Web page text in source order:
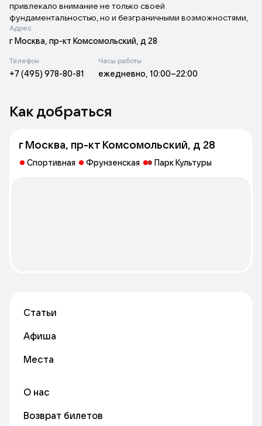
привлекало внимание не только своей
фундаментальностью, но и безграничными возможностями,
которые открывает Дворец. Создатели этого грандиозного
строения изначально задумывали его как место для
уголков России. МДМ был построен в 1987 году. За годы
существования под его сводами побывали миллионы
молодежной аудитории и создание всех условий для
отдыха, развлечений и деловых встреч. МДМ занимает
В едином пространстве сконцентрированы
развлекательные, торговые, деловые и административные
Адрес
г Москва, пр-кт Комсомольский, д 28
Телефон
+7 (495) 978-80-81
Часы работы
ежедневно, 10:00–22:00
Как добраться
г Москва, пр-кт Комсомольский, д 28
Спортивная Фрунзенская Парк Культуры
Статьи
Афиша
Места
О нас
Возврат билетов